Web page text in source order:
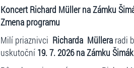
Koncert Richard Müller na Zámku
Zmena programu
Milí priaznivci Richarda Müllera radi
uskutoční 19. 7. 2026 na Zámku